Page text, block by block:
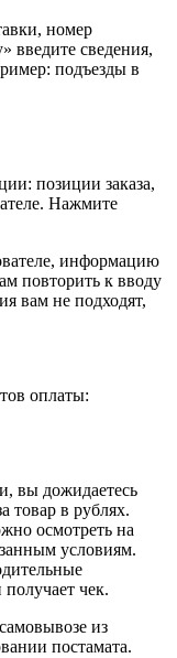
номер
введите сведения,
подъезды в
позиции заказа,
Нажмите
информацию
повторить к вводу
вам не подходят,
оплаты:
вы дожидаетесь
товар в рублях.
осмотреть на
условиям.
чек.
из
постамата.